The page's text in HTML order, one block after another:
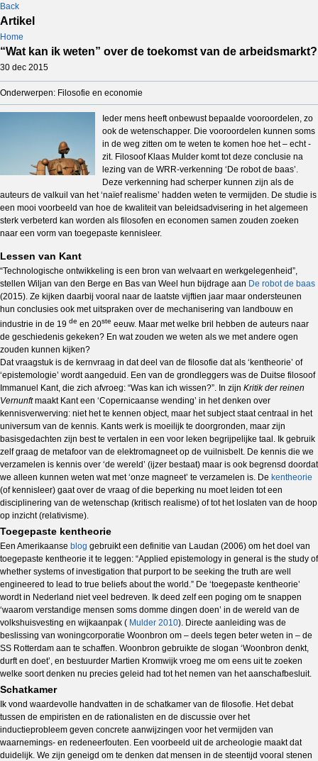
Back
Artikel
Home
“Wat kan ik weten” over de toekomst van de arbeidsmarkt?
30 dec 2015
Onderwerpen: Filosofie en economie
Ieder mens heeft onbewust bepaalde vooroordelen, zo
ook de wetenschapper. Die vooroordelen kunnen soms
in de weg zitten om te weten te komen hoe het – echt -
zit. Filosoof Klaas Mulder komt tot deze conclusie na
lezing van de WRR-verkenning ‘De robot de baas’.
Deze verkenning had scherper kunnen zijn als de
auteurs de valkuil van het ‘naïef realisme’ hadden weten te vermijden. De studie is
een mooi voorbeeld van hoe de kwaliteit van beleidsadvisering in het algemeen
sterk verbeterd kan worden als filosofen en economen samen zouden zoeken
naar een vorm van toegepaste kennisleer.
Lessen van Kant
“Technologische ontwikkeling is een bron van welvaart en werkgelegenheid”,
stellen Wiljan van den Berge en Bas van Weel hun bijdrage aan De robot de baas
(2015). Ze kijken daarbij vooral naar de laatste vijftien jaar maar ondersteunen
hun conclusies ook met uitspraken over de mechanisering van landbouw en
industrie in de 19 de en 20ste eeuw. Maar met welke bril hebben de auteurs naar
de geschiedenis gekeken? En wat zouden we weten als we met andere ogen
zouden kunnen kijken?
Dat vraagstuk is de kernvraag in dat deel van de filosofie dat als ‘kentheorie’ of
‘epistemologie’ wordt aangeduid. Een van de grondleggers was de Duitse filosoof
Immanuel Kant, die zich afvroeg: “Was kan ich wissen?”. In zijn Kritik der reinen
Vernunftmaakt Kant een ‘Copernicaanse wending’ in het denken over
kennisverwerving: niet het te kennen object, maar het subject staat centraal in het
universum van de kennis. Kants werk is moeilijk te doorgronden, maar zijn
basisgedachten zijn best te vertalen in een voor leken begrijpelijke taal. Ik gebruik
zelf graag de metafoor van de elektromagneet op de vuilnisbelt. De kennis die we
verzamelen is kennis over ‘de wereld’ (ijzer bestaat) maar is ook begrensd doordat
we alleen kunnen weten wat met ‘onze magneet’ te verzamelen is. De kentheorie
(of kennisleer) gaat over de vraag of die beperking nu moet leiden tot een
disciplinering van de wetenschap (kritisch realisme) of tot het loslaten van de hoop
op inzicht (relativisme).
Toegepaste kentheorie
Een Amerikaanse blog gebruikt een definitie van Laudan (2006) om het doel van
toegepaste kentheorie it te leggen: “Applied epistemology in general is the study of
whether systems of investigation that purport to be seeking the truth are well
engineered to lead to true beliefs about the world.” De ‘toegepaste kentheorie’
wordt in Nederland niet veel bedreven. Ik deed zelf een poging om te snappen
‘waarom verstandige mensen soms domme dingen doen’ in de wereld van de
volkshuisvesting en wijkaanpak ( Mulder 2010). Directe aanleiding was de
beslissing van woningcorporatie Woonbron om – deels tegen beter weten in – de
SS Rotterdam aan te schaffen. Woonbron gebruikte de slogan ‘Woonbron denkt,
durft en doet’, en bestuurder Martien Kromwijk vroeg me om eens uit te zoeken
welke soort denken nu precies geleid had tot het nemen van het aanschafbesluit.
Schatkamer
Ik vond waardevolle handvatten in de schatkamer van de filosofie. Het debat
tussen de empiristen en de rationalisten en de discussie over het
inductieprobleem geven concrete aanwijzingen voor het vermijden van
waarnemings- en redeneerfouten. Een voorbeeld uit de archeologie maakt dat
duidelijk. We zijn geneigd om te denken dat mensen in de steentijd vooral stenen